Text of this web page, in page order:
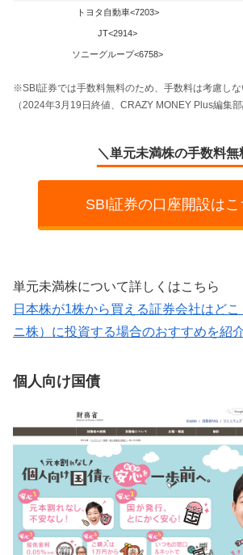
トヨタ自動車<7203>
JT<2914>
ソニーグループ<6758>
※SBI証券では手数料無料のため、手数料は考慮しな
（2024年3月19日終値、CRAZY MONEY Plus編集部
＼単元未満株の手数料無
SBI証券の口座開設はこ
単元未満株について詳しくはこちら
日本株が1株から買える証券会社はどこ
ニ株）に投資する場合のおすすめを紹
個人向け国債